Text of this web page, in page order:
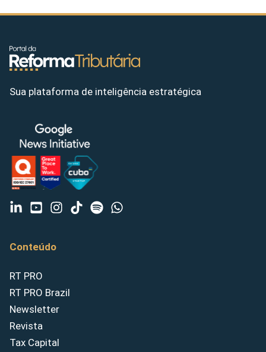
Sua plataforma de inteligência estratégica
Conteúdo
RT PRO
RT PRO Brazil
Newsletter
Revista
Tax Capital